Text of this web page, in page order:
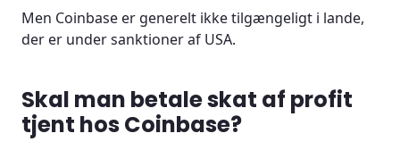
Men Coinbase er generelt ikke tilgængeligt i lande,
der er under sanktioner af USA.
Skal man betale skat af profit
tjent hos Coinbase?